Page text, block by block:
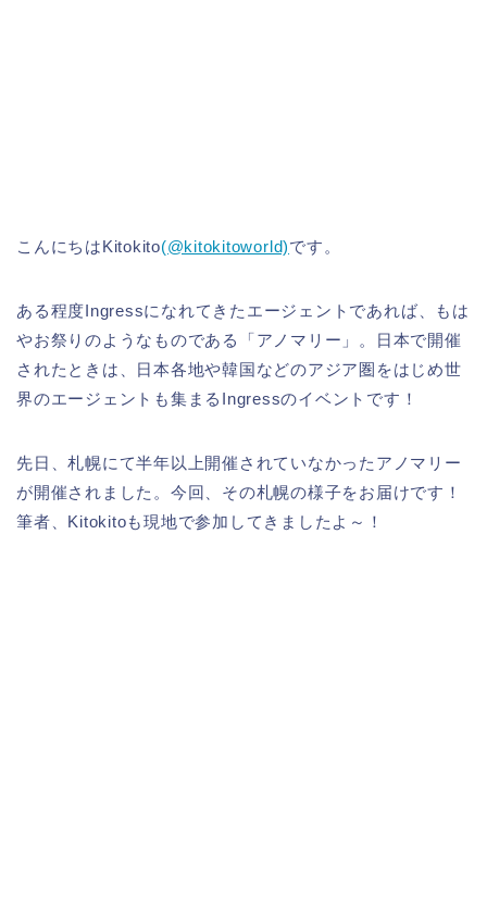
こんにちはKitokito(@kitokitoworld)です。
ある程度Ingressになれてきたエージェントであれば、もは
やお祭りのようなものである「アノマリー」。日本で開催
されたときは、日本各地や韓国などのアジア圏をはじめ世
界のエージェントも集まるIngressのイベントです！
先日、札幌にて半年以上開催されていなかったアノマリー
が開催されました。今回、その札幌の様子をお届けです！
筆者、Kitokitoも現地で参加してきましたよ～！